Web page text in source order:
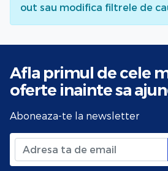
out sau modifica filtrele de
Afla primul de cele
oferte inainte sa
Aboneaza-te la newsletter